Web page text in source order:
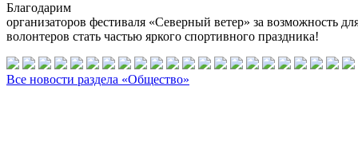
Благодарим
организаторов фестиваля «Северный ветер» за возможность
волонтеров стать частью яркого спортивного праздника!
Все новости раздела «Общество»